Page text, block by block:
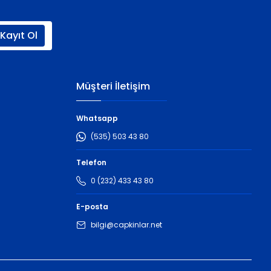
Kayıt Ol
Müşteri İletişim
Whatsapp
(535) 503 43 80
Telefon
0 (232) 433 43 80
E-posta
bilgi@capkinlar.net